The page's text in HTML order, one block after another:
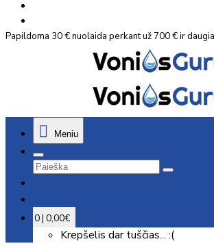
Papildoma 30 € nuolaida perkant už 700 € ir
Meniu
0 | 0,00€
Krepšelis dar tuščias... :(